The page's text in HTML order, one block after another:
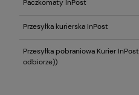
Paczkomaty InPost
Przesyłka kurierska InPost
Przesyłka pobraniowa Kurier InPost
odbiorze))